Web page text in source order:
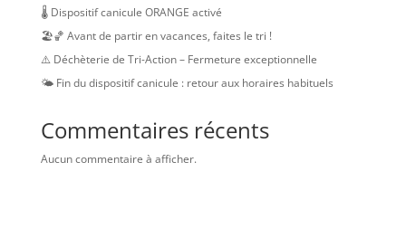
🌡️ Dispositif canicule ORANGE activé
🏖️🏀 Avant de partir en vacances, faites le tri !
⚠️ Déchèterie de Tri-Action – Fermeture exceptionnelle
🌤️ Fin du dispositif canicule : retour aux horaires habituels
Commentaires récents
Aucun commentaire à afficher.